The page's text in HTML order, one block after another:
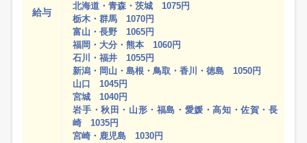
給与
北海道・青森・茨城 1075円
栃木・群馬 1070円
富山・長野 1065円
福岡・大分・熊本 1060円
石川・福井 1055円
新潟・岡山・島根・鳥取・香川・徳島 1050円
山口 1045円
宮城 1040円
岩手・秋田・山形・福島・愛媛・高知・佐賀・長
崎 1035円
宮崎・鹿児島 1030円